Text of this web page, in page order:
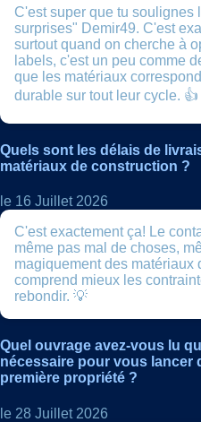
C'est super que tu soulignes
surprises" Demir49. C'est
surtout quand on cherche à
labels, c'est un peu comme
que les matériaux
durable sur tout leur cycle. 👍
Quels sont les délais de
matériaux de construction ?
le 16 Juillet 2026
C'est exactement ça! Le
même pas mal de choses,
magiquement des matériaux
comprend mieux les
rebondir. 💡
Quel ouvrage avez-vous lu
nécessaire pour vous lancer
première propriété ?
le 28 Juillet 2026